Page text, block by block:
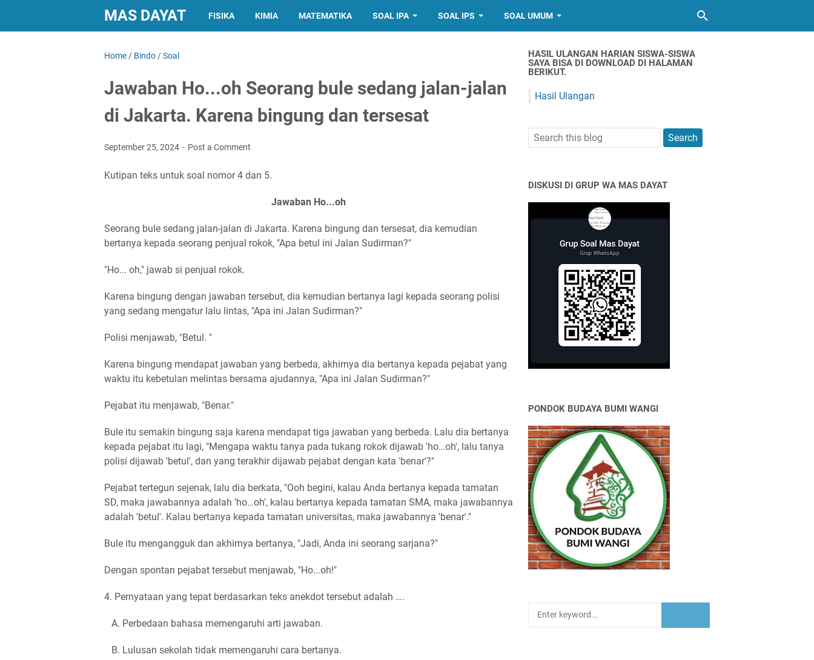
MAS DAYAT FISIKA KIMIA MATEMATIKA SOAL IPA SOAL IPS SOAL UMUM
Home / Bindo /Soal
Jawaban Ho...oh Seorang bule sedang jalan-jalan
di Jakarta. Karena bingung dan tersesat
September 25, 2024 Post a Comment
Kutipan teks untuk soal nomor 4 dan 5.
Jawaban Ho...oh
Seorang bule sedang jalan-jalan di Jakarta. Karena bingung dan tersesat, dia kemudian
bertanya kepada seorang penjual rokok, "Apa betul ini Jalan Sudirman?"
"Ho... oh," jawab si penjual rokok.
Karena bingung dengan jawaban tersebut, dia kemudian bertanya lagi kepada seorang polisi
yang sedang mengatur lalu lintas, "Apa ini Jalan Sudirman?"
Polisi menjawab, "Betul. "
Karena bingung mendapat jawaban yang berbeda, akhirnya dia bertanya kepada pejabat yang
waktu itu kebetulan melintas bersama ajudannya, "Apa ini Jalan Sudirman?"
Pejabat itu menjawab, "Benar."
Bule itu semakin bingung saja karena mendapat tiga jawaban yang berbeda. Lalu dia bertanya
kepada pejabat itu lagi, "Mengapa waktu tanya pada tukang rokok dijawab 'ho…oh', lalu tanya
polisi dijawab 'betul', dan yang terakhir dijawab pejabat dengan kata 'benar'?"
Pejabat tertegun sejenak, lalu dia berkata, "Ooh begini, kalau Anda bertanya kepada tamatan
SD, maka jawabannya adalah 'ho…oh', kalau bertanya kepada tamatan SMA, maka jawabannya
adalah 'betul'. Kalau bertanya kepada tamatan universitas, maka jawabannya 'benar'."
Bule itu mengangguk dan akhirnya bertanya, "Jadi, Anda ini seorang sarjana?"
Dengan spontan pejabat tersebut menjawab, "Ho...oh!"
4. Pernyataan yang tepat berdasarkan teks anekdot tersebut adalah ….
A. Perbedaan bahasa memengaruhi arti jawaban.
B. Lulusan sekolah tidak memengaruhi cara bertanya.
HASIL ULANGAN HARIAN SISWA-SISWA
SAYA BISA DI DOWNLOAD DI HALAMAN
BERIKUT.
Hasil Ulangan
DISKUSI DI GRUP WA MAS DAYAT
PONDOK BUDAYA BUMI WANGI